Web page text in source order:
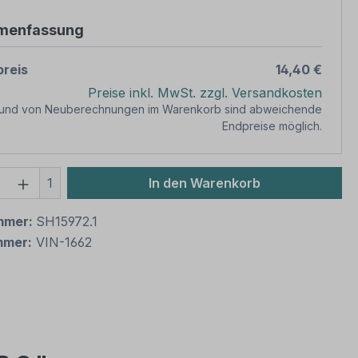
14,40 €
Preise inkl. MwSt. zzgl. Versandkosten
von Neuberechnungen im Warenkorb sind abweichende
Endpreise möglich.
Anzahl: Gib den gewünschten Wert
1 In den Warenkorb
SH15972.1
VIN-1662